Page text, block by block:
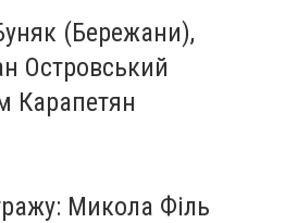
(Бережани),
Островський
Карапетян
Микола Філь